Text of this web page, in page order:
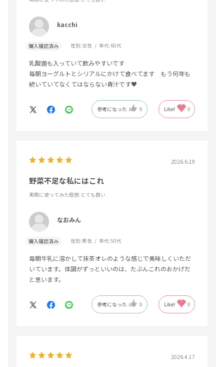
kacchi
購入確認済み 性別:女性 年代:60代
乳酸菌も入っていて飲みやすいです
毎朝ヨーグルトとシリアルにかけて食べてます もう何年も
続いていてなくてはならない青汁です♥
参考になった 0 Like! 0
2026.6.19
野菜不足な私にはこれ
実際に使ってみた感想:とても良い
なおみん
購入確認済み 性別:男性 年代:50代
毎朝牛乳に溶かして抹茶オレのような感じで美味しくいただ
いています。体調がずっといいのは、たぶんこれのおかげだ
と思います。
参考になった 0 Like! 0
2026.4.17